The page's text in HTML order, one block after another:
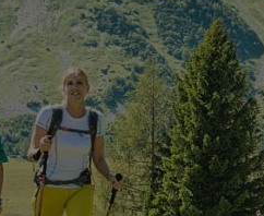
Sehenswürdig